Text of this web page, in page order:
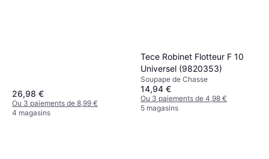
26,98 €
Ou 3 paiements de 8,99 €
4 magasins
Tece Robinet Flotteur F 10
Universel (9820353)
Soupape de Chasse
14,94 €
Ou 3 paiements de 4,98 €
5 magasins